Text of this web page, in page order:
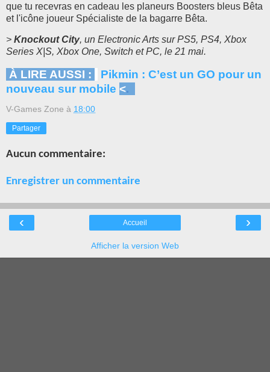
que tu recevras en cadeau les planeurs Boosters bleus Bêta
et l'icône joueur Spécialiste de la bagarre Bêta.
> Knockout City, un Electronic Arts sur PS5, PS4, Xbox
Series X|S, Xbox One, Switch et PC, le 21 mai.
À LIRE AUSSI :
Pikmin : C’est un GO pour un
nouveau sur mobile <.
V-Games Zone à 18:00
Partager
Aucun commentaire:
Enregistrer un commentaire
‹ ›
Accueil
Afficher la version Web